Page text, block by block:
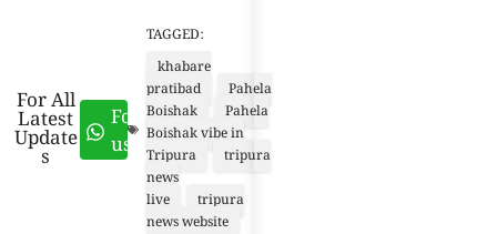
For All
Latest
Update
s
Follow
us
TAGGED:
khabare
pratibad
Pahela
Boishak
Pahela
Boishak vibe in
Tripura
tripura
news
live
tripura
news website